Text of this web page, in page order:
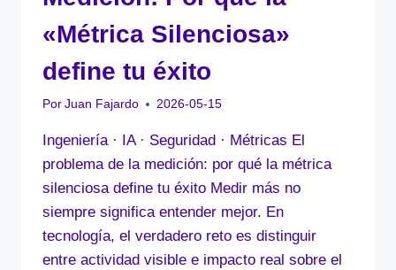
«Métrica Silenciosa»
define tu éxito
Por Juan Fajardo 2026-05-15
Ingeniería · IA · Seguridad · Métricas El
problema de la medición: por qué la métrica
silenciosa define tu éxito Medir más no
siempre significa entender mejor. En
tecnología, el verdadero reto es distinguir
entre actividad visible e impacto real sobre el